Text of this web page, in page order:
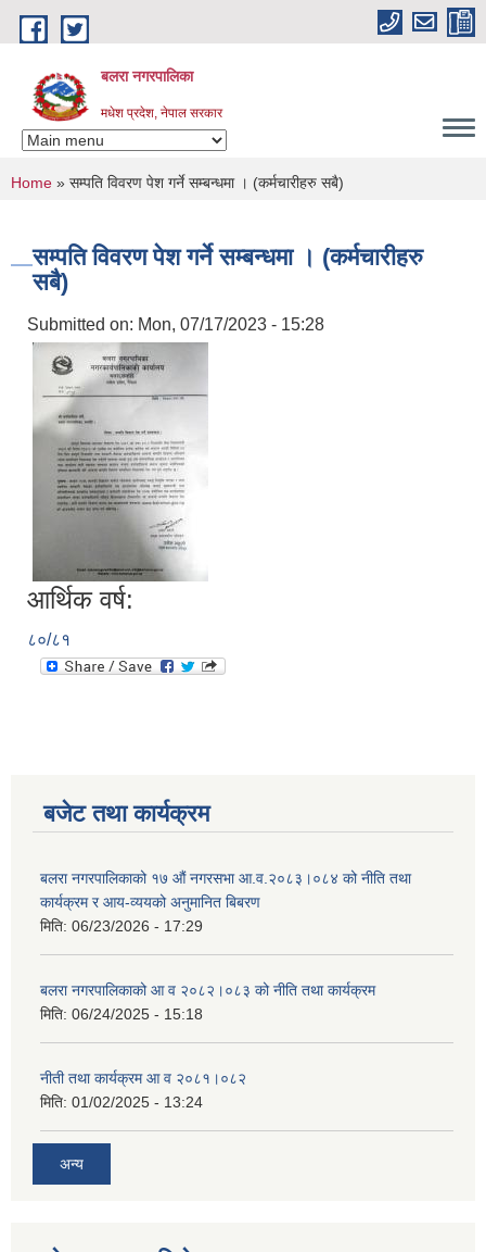
Skip to main content
बलरा नगरपालिका
मधेश प्रदेश, नेपाल सरकार
You are here
Home » सम्पति विवरण पेश गर्ने सम्बन्धमा । (कर्मचारीहरु सबै)
सम्पति विवरण पेश गर्ने सम्बन्धमा । (कर्मचारीहरु
सबै)
Submitted on: Mon, 07/17/2023 - 15:28
आर्थिक वर्ष:
८०/८१
बजेट तथा कार्यक्रम
बलरा नगरपालिकाको १७ औं नगरसभा आ.व.२०८३।०८४ को नीति तथा
कार्यक्रम र आय-व्ययको अनुमानित बिबरण
मिति: 06/23/2026 - 17:29
बलरा नगरपालिकाको आ व २०८२।०८३ को नीति तथा कार्यक्रम
मिति: 06/24/2025 - 15:18
नीती तथा कार्यक्रम आ व २०८१।०८२
मिति: 01/02/2025 - 13:24
अन्य